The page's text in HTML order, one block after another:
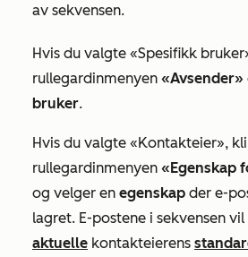
av sekvensen.
Hvis du valgte «Spesifikk bruker
rullegardinmenyen «Avsender»
bruker.
Hvis du valgte «Kontakteier»,
rullegardinmenyen «Egenskap
og velger en egenskap der e-
lagret. E-postene i sekvensen
aktuelle kontakteierens